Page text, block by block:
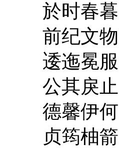
於时春
前纪文
逶迤冕
公其戾
德馨伊
贞筠柚